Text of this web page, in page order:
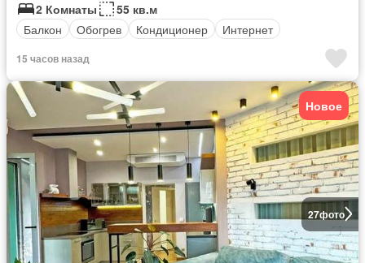
2 Комнаты
55 кв.м
Балкон
Обогрев Кондиционер Интернет
15 часов назад
27фото
Новое